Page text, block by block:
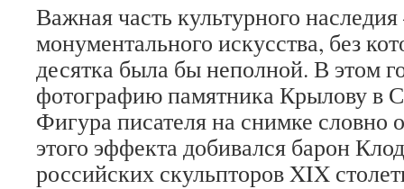
Важная часть культурного
монументального искусства, без
десятка была бы неполной. В этом
фотографию памятника Крылову в
Фигура писателя на снимке словно
этого эффекта добивался барон
российских скульпторов XIX